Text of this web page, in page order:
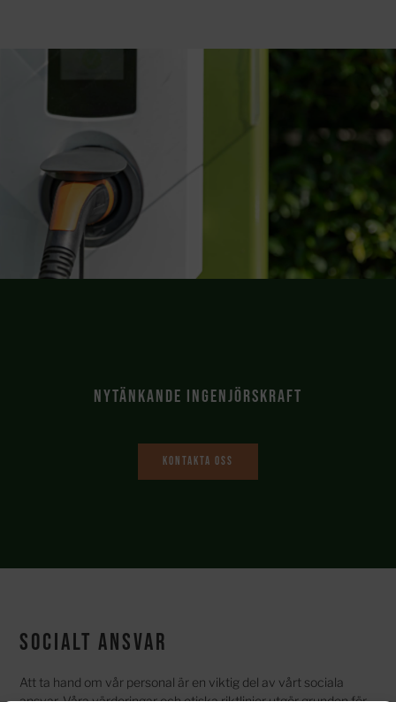
Nytänkande ingenjörskraft
Kontakta oss
Socialt ansvar
Att ta hand om vår personal är en viktig del av vårt sociala